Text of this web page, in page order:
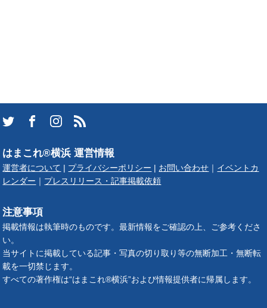
はまこれ®横浜 運営情報
運営者について プライバシーポリシー お問い合わせ
イベントカ
レンダー
プレスリリース・記事掲載依頼
注意事項
掲載情報は執筆時のものです。最新情報をご確認の上、ご参考くださ
い。
当サイトに掲載している記事・写真の切り取り等の無断加工・無断転
載を一切禁じます。
すべての著作権は“はまこれ®横浜”および情報提供者に帰属します。